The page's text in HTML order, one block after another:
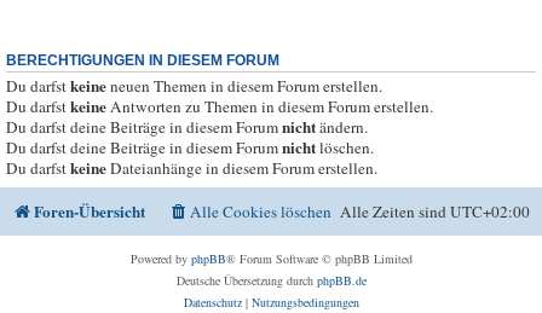
BERECHTIGUNGEN IN DIESEM FORUM
Du darfstkeineneuen Themen in diesem Forum erstellen.
Du darfstkeineAntworten zu Themen in diesem Forum erstellen.
Du darfst deine Beiträge in diesem Forumnichtändern.
Du darfst deine Beiträge in diesem Forumnichtlöschen.
Du darfstkeineDateianhänge in diesem Forum erstellen.
Foren-Übersicht Alle Zeiten sindUTC+02:00
Alle Cookies löschen
Powered by phpBB® Forum Software © phpBB Limited
Deutsche Übersetzung durch phpBB.de
Datenschutz| Nutzungsbedingungen